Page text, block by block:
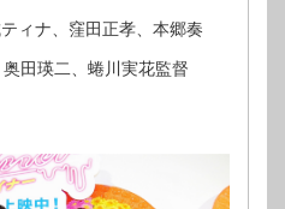
ィナ、窪田正孝、本郷奏
田瑛二、蜷川実花監督